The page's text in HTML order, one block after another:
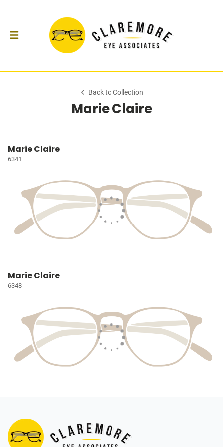
Back to Collection
Marie Claire
Marie Claire
6341
Marie Claire
6348